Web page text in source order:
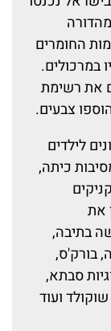
החומרים
במרכולים.
את רשימת
צבעים.
לילדים
כיתה,
את
בתיבה,
בורק'ס,
סבתא,
ועוד